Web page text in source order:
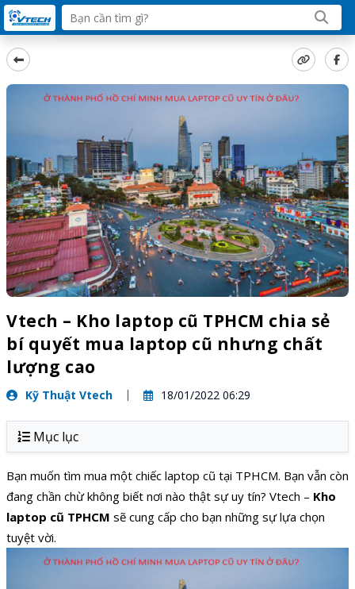
Vtech – Kho laptop cũ TPHCM chia sẻ
bí quyết mua laptop cũ nhưng chất
lượng cao
Kỹ Thuật Vtech 18/01/2022 06:29
Mục lục
Bạn muốn tìm mua một chiếc laptop cũ tại TPHCM. Bạn vẫn còn
đang chần chừ không biết nơi nào thật sự uy tín? Vtech – Kho
laptop cũ TPHCM sẽ cung cấp cho bạn những sự lựa chọn
tuyệt vời.